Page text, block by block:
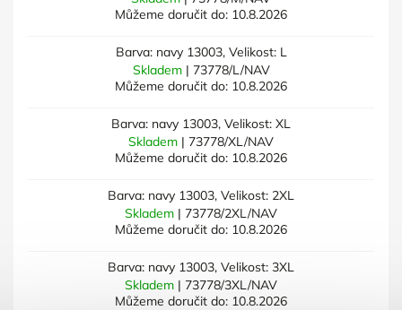
Můžeme doručit do: 10.8.2026
Barva: navy 13003, Velikost: L
Skladem | 73778/L/NAV
Můžeme doručit do: 10.8.2026
Barva: navy 13003, Velikost: XL
Skladem | 73778/XL/NAV
Můžeme doručit do: 10.8.2026
Barva: navy 13003, Velikost: 2XL
Skladem | 73778/2XL/NAV
Můžeme doručit do: 10.8.2026
Barva: navy 13003, Velikost: 3XL
Skladem | 73778/3XL/NAV
Můžeme doručit do: 10.8.2026